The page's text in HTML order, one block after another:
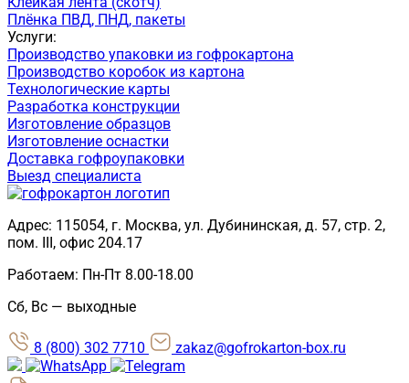
Плёнка ПВД, ПНД, пакеты
Услуги:
Производство упаковки из гофрокартона
Производство коробок из картона
Технологические карты
Разработка конструкции
Изготовление образцов
Изготовление оснастки
Доставка гофроупаковки
Выезд специалиста
Адрес: 115054, г. Москва, ул. Дубининская, д. 57, стр. 2,
пом. III, офис 204.17
Работаем: Пн-Пт 8.00-18.00
Сб, Вс — выходные
8 (800) 302 7710 zakaz@gofrokarton-box.ru